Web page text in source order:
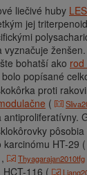
liečivé huby
jej
vyznačuje ženšen.
bohatší ako rod
popísané
proti
(
antiproliferatívny.
karcinómu HT-29 (
, Thyagarajan2010tfg
HCT-116 (